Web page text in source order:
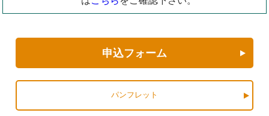
申込フォーム
パンフレット